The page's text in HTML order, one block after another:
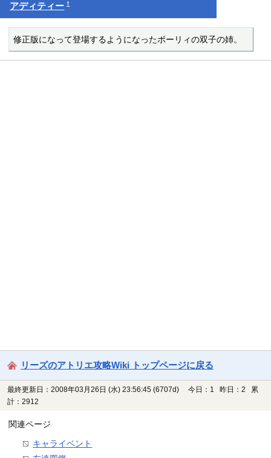
アディティー †
修正版になって登場するようになったポーリィの双子の姉。
リーズのアトリエ攻略Wiki トップページに戻る
最終更新日：2008年03月26日 (水) 23:56:45 (6707d)
今日：1 昨日：2 累
計：2912
関連ページ
キャライベント